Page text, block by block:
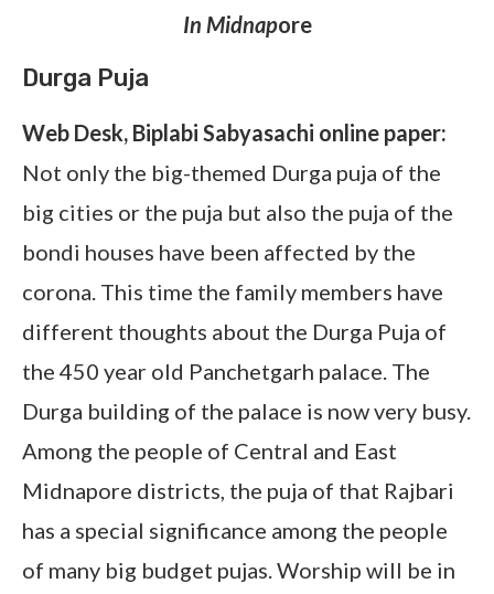
In Midnapore
Durga Puja
Web Desk, Biplabi Sabyasachi online paper:
Not only the big-themed Durga puja of the
big cities or the puja but also the puja of the
bondi houses have been affected by the
corona. This time the family members have
different thoughts about the Durga Puja of
the 450 year old Panchetgarh palace. The
Durga building of the palace is now very busy.
Among the people of Central and East
Midnapore districts, the puja of that Rajbari
has a special significance among the people
of many big budget pujas. Worship will be in